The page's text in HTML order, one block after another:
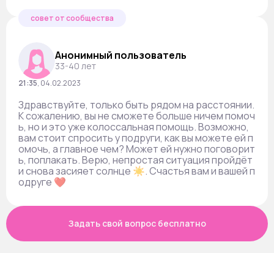
совет от сообщества
Анонимный пользователь
33-40 лет
21:35, 04.02.2023
Здравствуйте, только быть рядом на расстоянии.
К сожалению, вы не сможете больше ничем помоч
ь, но и это уже колоссальная помощь. Возможно,
вам стоит спросить у подруги, как вы можете ей п
омочь, а главное чем? Может ей нужно поговорит
ь, поплакать. Верю, непростая ситуация пройдёт
и снова засияет солнце ☀. Счастья вам и вашей п
одруге ❤️
Задать свой вопрос бесплатно